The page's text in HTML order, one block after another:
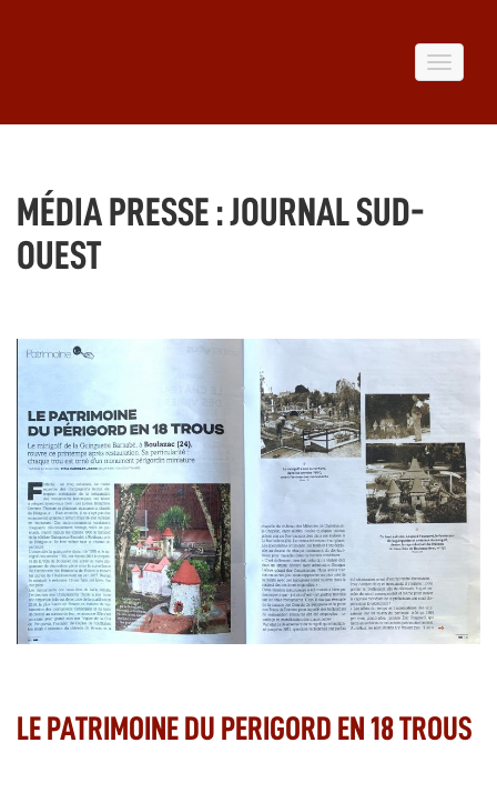
Toggle
MÉDIA PRESSE :JOURNAL SUD-
OUEST
LE PATRIMOINE DU PERIGORD EN 18 TROUS